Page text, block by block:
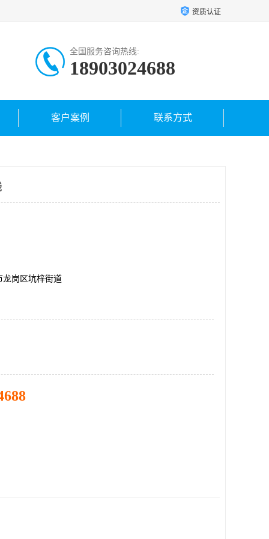
资质认证
全国服务咨询热线:
18903024688
客户案例 联系方式
龙岗区坑梓街道